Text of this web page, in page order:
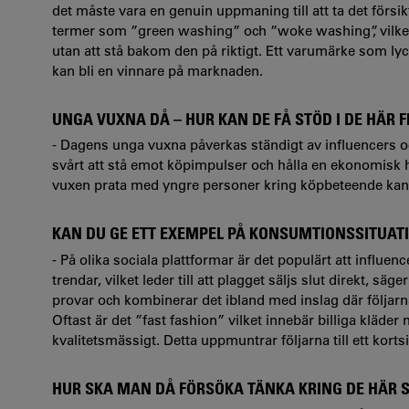
det måste vara en genuin uppmaning till att ta det
termer som ”green washing” och ”woke washing”,
utan att stå bakom den på riktigt. Ett varumärke som
kan bli en vinnare på marknaden.
UNGA VUXNA DÅ – HUR KAN DE FÅ STÖD I DE HÄR
- Dagens unga vuxna påverkas ständigt av influencers
svårt att stå emot köpimpulser och hålla en ekonomisk
vuxen prata med yngre personer kring köpbeteende
KAN DU GE ETT EXEMPEL PÅ
- På olika sociala plattformar är det populärt att
trendar, vilket leder till att plagget säljs slut direkt, säger
provar och kombinerar det ibland med inslag där
Oftast är det ”fast fashion” vilket innebär billiga
kvalitetsmässigt. Detta uppmuntrar följarna till ett
HUR SKA MAN DÅ FÖRSÖKA TÄNKA KRING DE HÄR